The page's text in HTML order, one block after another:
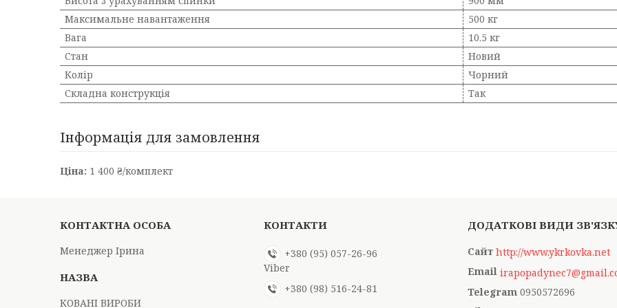
Максимальне навантаження
500 кг
Вага
10.5 кг
Стан
Новий
Колір
Чорний
Складна конструкція
Так
Інформація для замовлення
Ціна: 1 400 ₴/комплект
Менеджер Ірина
КОВАНІ ВИРОБИ
+380 (95) 057-26-96
Viber
+380 (98) 516-24-81
http://www.ykrkovka.net
0950572696